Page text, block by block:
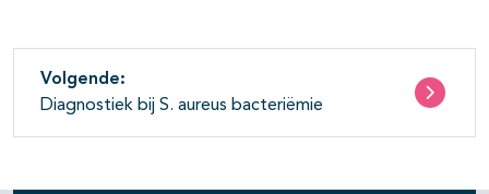
Volgende:
Diagnostiek bij S. aureus bacteriëmie